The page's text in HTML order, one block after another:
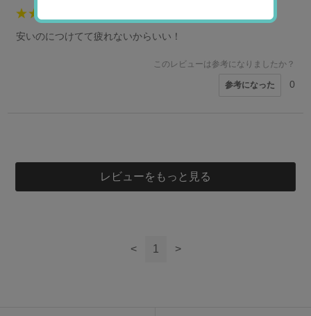
安いのにつけてて疲れないからいい！
このレビューは参考になりましたか？
参考になった 0
レビューをもっと見る
< 1 >